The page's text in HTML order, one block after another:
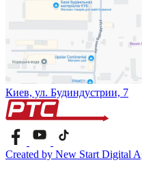
Киев, ул. Будиндустрии, 7
Created by New Start Digital